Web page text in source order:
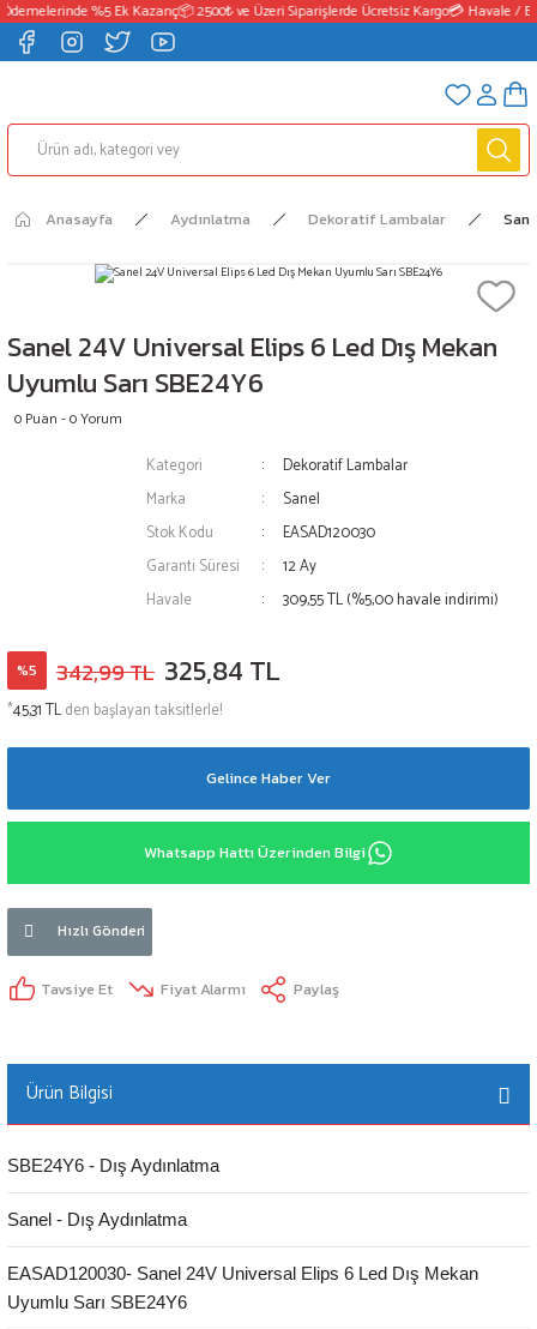
%5 Ek Kazanç📦 2500₺ ve Üzeri Siparişlerde Ücretsiz Kargo💳 Havale /
Anasayfa Aydınlatma Dekoratif Lambalar
Sanel 24V Universal Elips 6 Led Dış Mekan
Uyumlu Sarı SBE24Y6
0 Puan - 0 Yorum
Kategori
Dekoratif Lambalar
Marka
Sanel
Stok Kodu
EASAD120030
Garanti Süresi
12 Ay
Havale
309,55 TL (%5,00 havale indirimi)
%5 342,99 TL 325,84 TL
*45,31 TLden başlayan taksitlerle!
Gelince Haber Ver
Whatsapp Hattı Üzerinden Bilgi
Hızlı Gönderi
Tavsiye Et Fiyat Alarmı Paylaş
Ürün Bilgisi
SBE24Y6 - Dış Aydınlatma
Sanel - Dış Aydınlatma
EASAD120030- Sanel 24V Universal Elips 6 Led Dış Mekan
Uyumlu Sarı SBE24Y6